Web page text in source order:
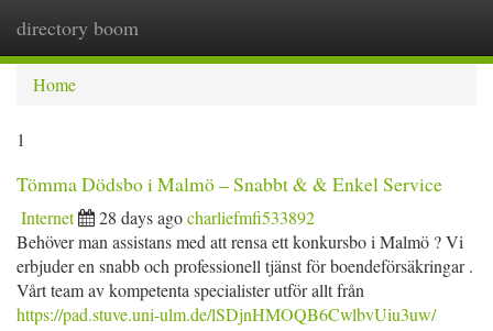
directory boom
Home
1
Tömma Dödsbo i Malmö – Snabbt & & Enkel Service
Internet 28 days agocharliefmfi533892
Behöver man assistans med att rensa ett konkursbo i Malmö ? Vi
erbjuder en snabb och professionell tjänst för boendeförsäkringar .
Vårt team av kompetenta specialister utför allt från
https://pad.stuve.uni-ulm.de/lSDjnHMOQB6CwlbvUiu3uw/